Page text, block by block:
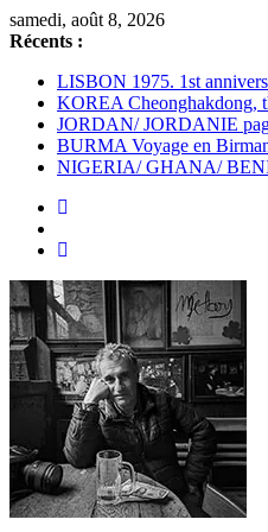
Passer
au
samedi, août 8, 2026
Récents :
LISBON 1975. 1st
KOREA Cheonghakdong,
JORDAN/ JORDANIE
BURMA Voyage en
NIGERIA/ GHANA/